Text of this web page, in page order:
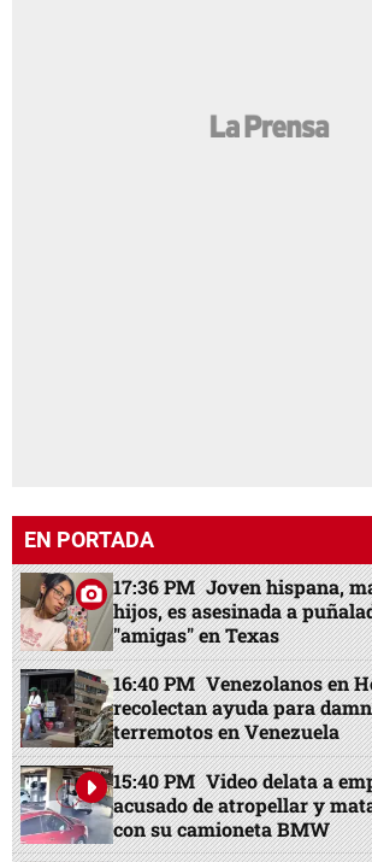
EN PORTADA
17:36 PM Joven hispana,
hijos, es asesinada a
"amigas" en Texas
16:40 PM Venezolanos en
recolectan ayuda para
terremotos en Venezuela
15:40 PM Video delata a
acusado de atropellar y
con su camioneta BMW